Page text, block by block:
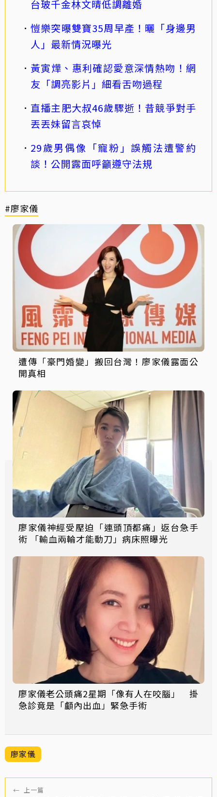
台玻千金林文晴低調離婚
愷樂突曝雙寶35周早產！曬「身邊男
人」最新情況曝光
黃寅燁、惠利確認愛意深情熱吻！網
友「調亮影片」細看舌吻過程
直播主肥大叔46歲驟逝！昔競爭對手
丟丟妹留言哀悼
29歲男偶像「寵粉」誤觸法遭警約
談！公開露面呼籲遵守法規
#廖家儀
遭傳「豪門婚變」搬回台灣！廖家儀露面公
開真相
廖家儀神經受壓迫「連頭頂都痛」返台急手
術 「輸血兩輪才能動刀」病床照曝光
廖家儀老公頭痛2星期「像有人在咬腦」 掛
急診竟是「顱內出血」緊急手術
廖家儀
← 上一篇